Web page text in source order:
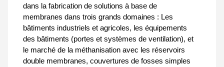
dans la fabrication de solutions à base de
membranes dans trois grands domaines : Les
bâtiments industriels et agricoles, les équipements
des bâtiments (portes et systèmes de ventilation), et
le marché de la méthanisation avec les réservoirs
double membranes, couvertures de fosses simples